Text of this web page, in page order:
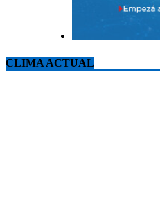
CLIMA ACTUAL